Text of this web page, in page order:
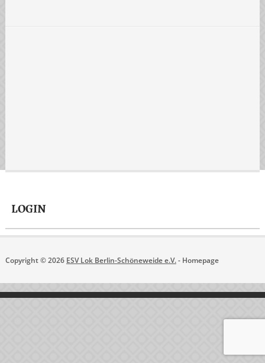
LOGIN
Copyright © 2026 ESV Lok Berlin-Schöneweide e.V.- Homepage